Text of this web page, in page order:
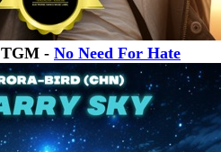
- No Need For Hate